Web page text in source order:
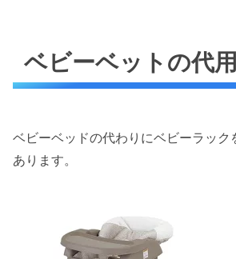
ベビーベットの代
ベビーベッドの代わりにベビーラック
あります。